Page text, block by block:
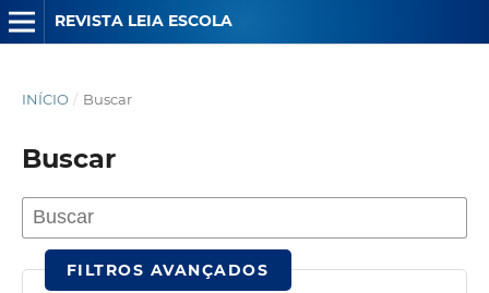
REVISTA LEIA ESCOLA
INÍCIO / Buscar
Buscar
FILTROS AVANÇADOS